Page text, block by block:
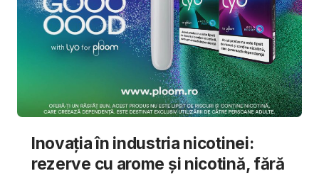
Inovația în industria nicotinei:
rezerve cu arome și nicotină, fără